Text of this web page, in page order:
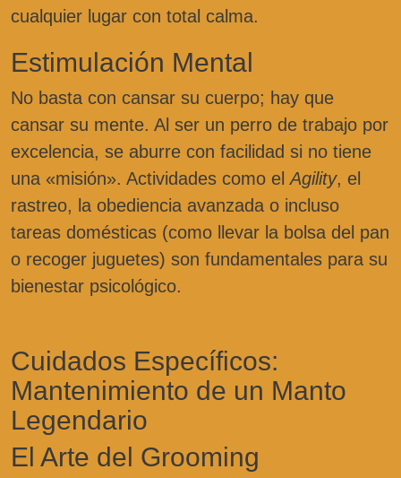
cualquier lugar con total calma.
Estimulación Mental
No basta con cansar su cuerpo; hay que
cansar su mente. Al ser un perro de trabajo por
excelencia, se aburre con facilidad si no tiene
una «misión». Actividades como el Agility, el
rastreo, la obediencia avanzada o incluso
tareas domésticas (como llevar la bolsa del pan
o recoger juguetes) son fundamentales para su
bienestar psicológico.
Cuidados Específicos:
Mantenimiento de un Manto
Legendario
El Arte del Grooming